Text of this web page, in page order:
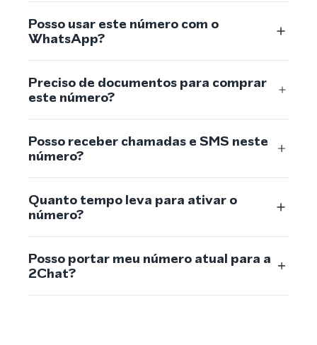
Posso usar este número com o
WhatsApp?
Preciso de documentos para comprar
este número?
Posso receber chamadas e SMS neste
número?
Quanto tempo leva para ativar o
número?
Posso portar meu número atual para a
2Chat?